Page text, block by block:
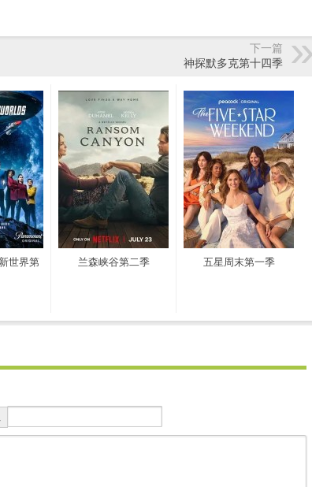
下一篇
神探默多克第十四季
世界第
兰森峡谷第二季 五星周末第一季